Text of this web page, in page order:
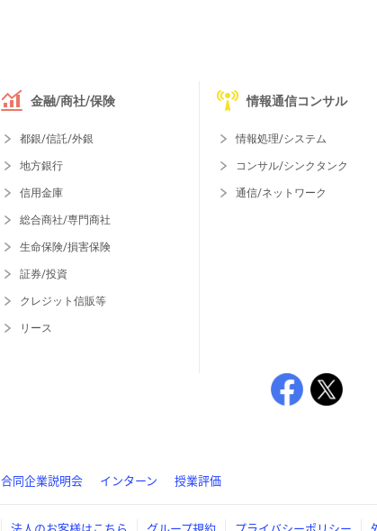
金融/商社/保険
都銀/信託/外銀
地方銀行
信用金庫
総合商社/専門商社
生命保険/損害保険
証券/投資
クレジット信販等
リース
情報通信コンサル
情報処理/システム
コンサル/シンクタンク
通信/ネットワーク
合同企業説明会 インターン 授業評価